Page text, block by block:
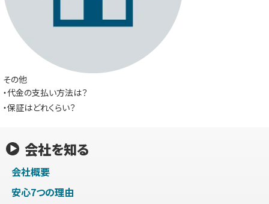
その他
・代金の支払い方法は？
・保証はどれくらい？
会社を知る
会社概要
安心7つの理由